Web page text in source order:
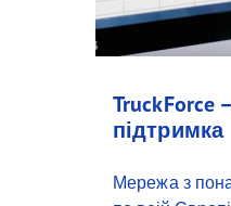
TruckForce
підтримка
Мережа з